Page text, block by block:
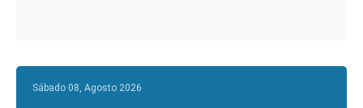
Sábado 08, Agosto 2026